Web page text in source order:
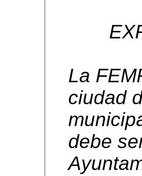
La
ciudad
debe